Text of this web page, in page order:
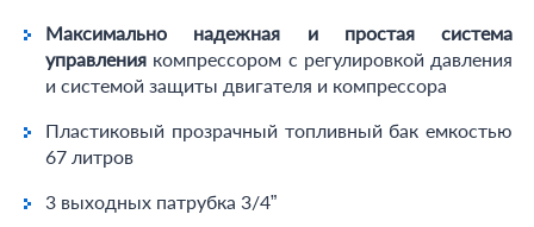
Максимально надежная и простая система
управлениякомпрессором с регулировкой давления
и системой защиты двигателя и компрессора
Пластиковый прозрачный топливный бак емкостью
67 литров
3 выходных патрубка 3/4”